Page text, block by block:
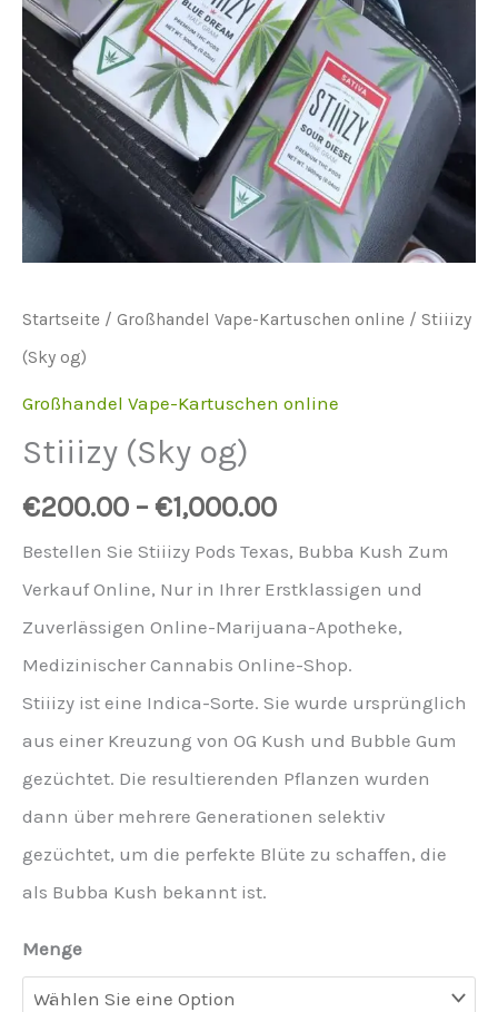
Startseite / Großhandel Vape-Kartuschen online / Stiiizy
(Sky og)
Großhandel Vape-Kartuschen online
Stiiizy (Sky og)
€200.00 – €1,000.00
Bestellen Sie Stiiizy Pods Texas, Bubba Kush Zum
Verkauf Online, Nur in Ihrer Erstklassigen und
Zuverlässigen Online-Marijuana-Apotheke,
Medizinischer Cannabis Online-Shop.
Stiiizy ist eine Indica-Sorte. Sie wurde ursprünglich
aus einer Kreuzung von OG Kush und Bubble Gum
gezüchtet. Die resultierenden Pflanzen wurden
dann über mehrere Generationen selektiv
gezüchtet, um die perfekte Blüte zu schaffen, die
als Bubba Kush bekannt ist.
Menge